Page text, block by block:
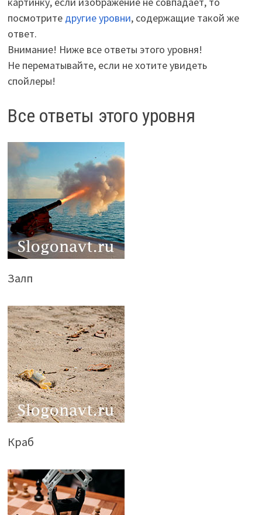
посмотрите другие уровни, содержащие такой же
ответ.
Внимание! Ниже все ответы этого уровня!
Не перематывайте, если не хотите увидеть
спойлеры!
Все ответы этого уровня
Залп
Краб